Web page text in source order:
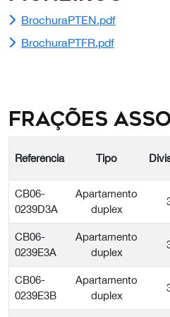
BrochuraPTEN.pdf
BrochuraPTFR.pdf
Frações
Referência Tipo
CB06-
0239D3A
Apartamento
duplex
CB06-
0239E3A
Apartamento
duplex
CB06-
0239E3B
Apartamento
duplex